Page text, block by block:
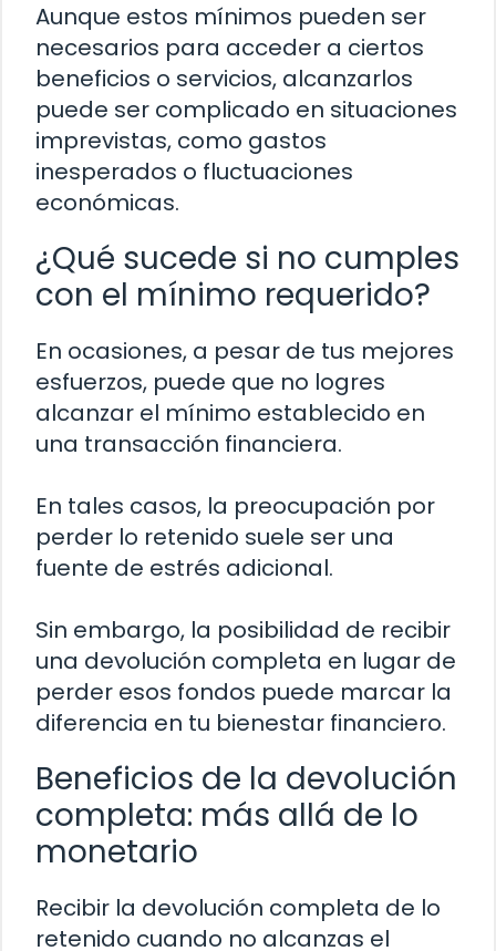
Aunque estos mínimos pueden ser
necesarios para acceder a ciertos
beneficios o servicios, alcanzarlos
puede ser complicado en situaciones
imprevistas, como gastos
inesperados o fluctuaciones
económicas.
¿Qué sucede si no cumples
con el mínimo requerido?
En ocasiones, a pesar de tus mejores
esfuerzos, puede que no logres
alcanzar el mínimo establecido en
una transacción financiera.
En tales casos, la preocupación por
perder lo retenido suele ser una
fuente de estrés adicional.
Sin embargo, la posibilidad de recibir
una devolución completa en lugar de
perder esos fondos puede marcar la
diferencia en tu bienestar financiero.
Beneficios de la devolución
completa: más allá de lo
monetario
Recibir la devolución completa de lo
retenido cuando no alcanzas el